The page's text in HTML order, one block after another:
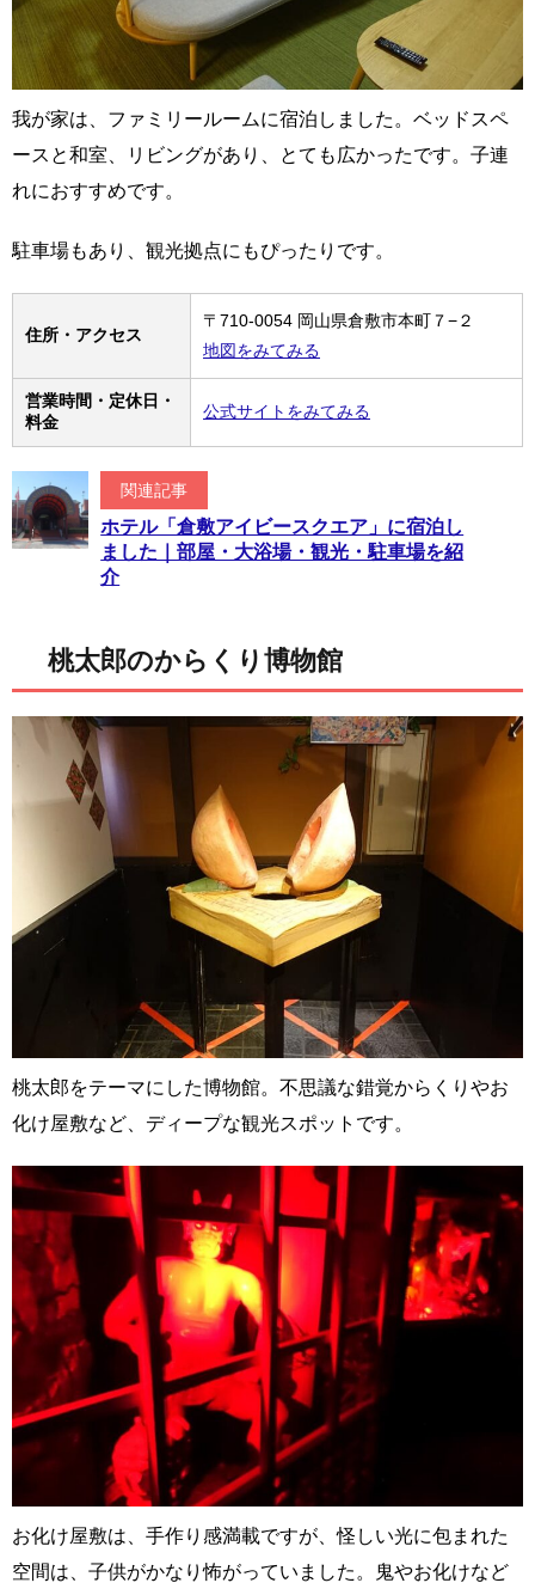
我が家は、ファミリールームに宿泊しました。ベッドスペ
ースと和室、リビングがあり、とても広かったです。子連
れにおすすめです。
駐車場もあり、観光拠点にもぴったりです。
住所・アクセス
〒710-0054 岡山県倉敷市本町７−２
地図をみてみる
営業時間・定休日・
料金
公式サイトをみてみる
関連記事
ホテル「倉敷アイビースクエア」に宿泊し
ました｜部屋・大浴場・観光・駐車場を紹
介
桃太郎のからくり博物館
桃太郎をテーマにした博物館。不思議な錯覚からくりやお
化け屋敷など、ディープな観光スポットです。
お化け屋敷は、手作り感満載ですが、怪しい光に包まれた
空間は、子供がかなり怖がっていました。鬼やお化けなど